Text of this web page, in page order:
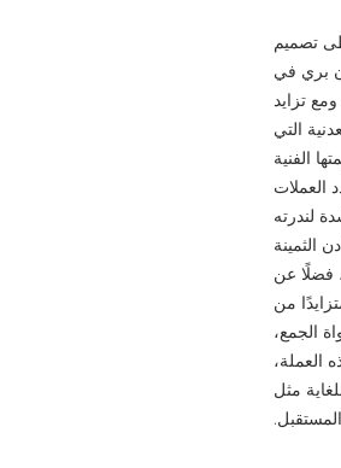
تصميم
بري في
تزايد
التي
الفنية
العملات
لندرته
الثمينة
فضلًا عن
من
الجمع،
العملة،
بظروف جذابة للغاية مثل